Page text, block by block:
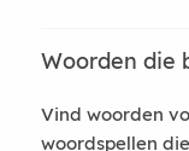
Woorden die
Vind woorden
woordspellen